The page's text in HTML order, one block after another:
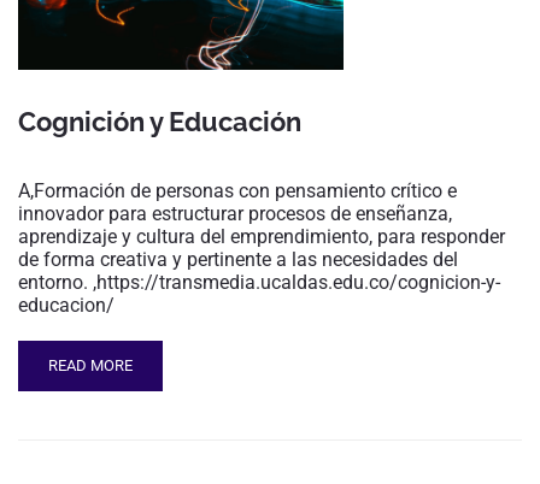
Cognición y Educación
A,Formación de personas con pensamiento crítico e
innovador para estructurar procesos de enseñanza,
aprendizaje y cultura del emprendimiento, para responder
de forma creativa y pertinente a las necesidades del
entorno. ,https://transmedia.ucaldas.edu.co/cognicion-y-
educacion/
READ MORE